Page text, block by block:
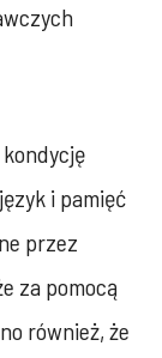
i pamięć
przez
za pomocą
również, że